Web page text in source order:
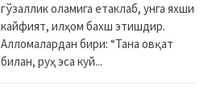
гўзаллик оламига етаклаб, унга яхши
кайфият, илҳом бахш этишдир.
Алломалардан бири: “Тана овқат
билан, руҳ эса куй...